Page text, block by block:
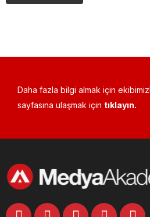
Daha fazla bilgi almak için
sayfasına ulaşmak için tıklayın.